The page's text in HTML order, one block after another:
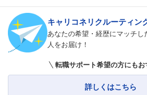
キャリコネリクルーティン
あなたの希望・経歴にマッチ
人をお届け！
転職サポート希望の方にもお
詳しくはこちら